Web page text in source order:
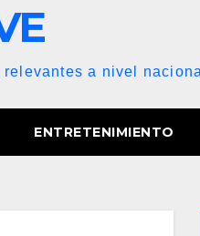
a nivel
ENTRETENIMIENTO